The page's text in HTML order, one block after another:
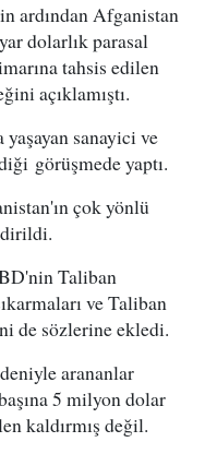
ardından Afganistan
dolarlık parasal
tahsis edilen
açıklamıştı.
yaşayan sanayici ve
görüşmede yaptı.
çok yönlü
Taliban
ve Taliban
de sözlerine ekledi.
arananlar
5 milyon dolar
kaldırmış değil.